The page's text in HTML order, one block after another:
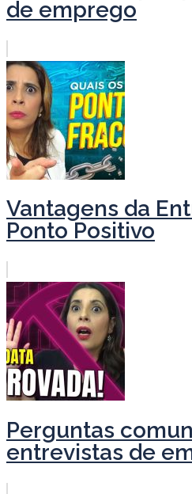
de emprego
Vantagens da
Ponto Positivo
Perguntas
entrevistas de